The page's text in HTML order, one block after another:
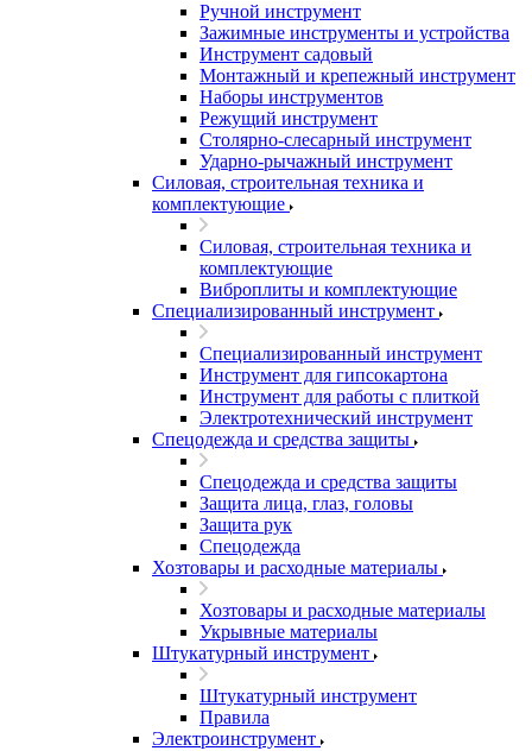
Ручной инструмент
Зажимные инструменты и устройства
Инструмент садовый
Монтажный и крепежный инструмент
Наборы инструментов
Режущий инструмент
Столярно-слесарный инструмент
Ударно-рычажный инструмент
Силовая, строительная техника и
комплектующие
Силовая, строительная техника и
комплектующие
Виброплиты и комплектующие
Специализированный инструмент
Специализированный инструмент
Инструмент для гипсокартона
Инструмент для работы с плиткой
Электротехнический инструмент
Спецодежда и средства защиты
Спецодежда и средства защиты
Защита лица, глаз, головы
Защита рук
Спецодежда
Хозтовары и расходные материалы
Хозтовары и расходные материалы
Укрывные материалы
Штукатурный инструмент
Штукатурный инструмент
Правила
Электроинструмент